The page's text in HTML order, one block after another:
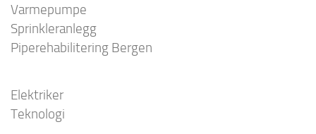
Varmepumpe
Sprinkleranlegg
Piperehabilitering Bergen
Elektriker
Teknologi